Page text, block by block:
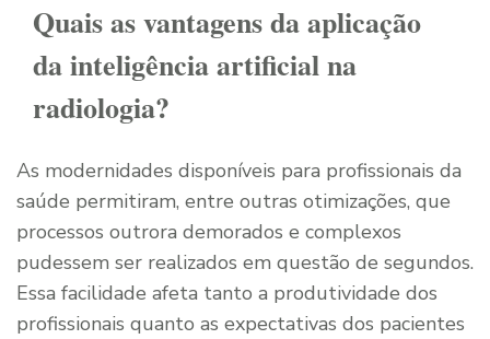
Quais as vantagens da aplicação
da inteligência artificial na
radiologia?
As modernidades disponíveis para profissionais da
saúde permitiram, entre outras otimizações, que
processos outrora demorados e complexos
pudessem ser realizados em questão de segundos.
Essa facilidade afeta tanto a produtividade dos
profissionais quanto as expectativas dos pacientes